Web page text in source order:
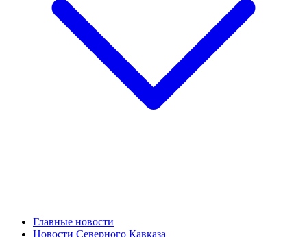
Главные новости
Новости Северного Кавказа